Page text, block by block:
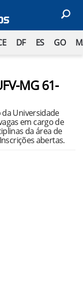
DF ES GO
MG 61-
Universidade
em cargo de
da área de
abertas.